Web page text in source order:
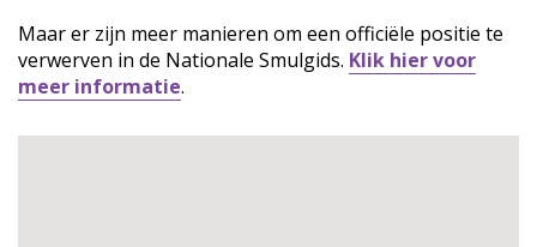
Maar er zijn meer manieren om een officiële positie te
verwerven in de Nationale Smulgids. Klik hier voor
meer informatie.